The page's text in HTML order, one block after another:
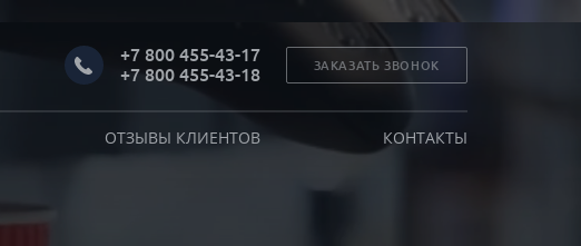
+7 800 455-43-17
+7 800 455-43-18
ЗАКАЗАТЬ ЗВОНОК
ОТЗЫВЫ КЛИЕНТОВ КОНТАКТЫ